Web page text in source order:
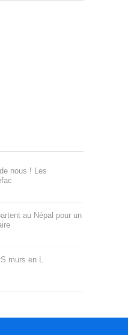
nous ! Les
au Népal pour un
murs en L